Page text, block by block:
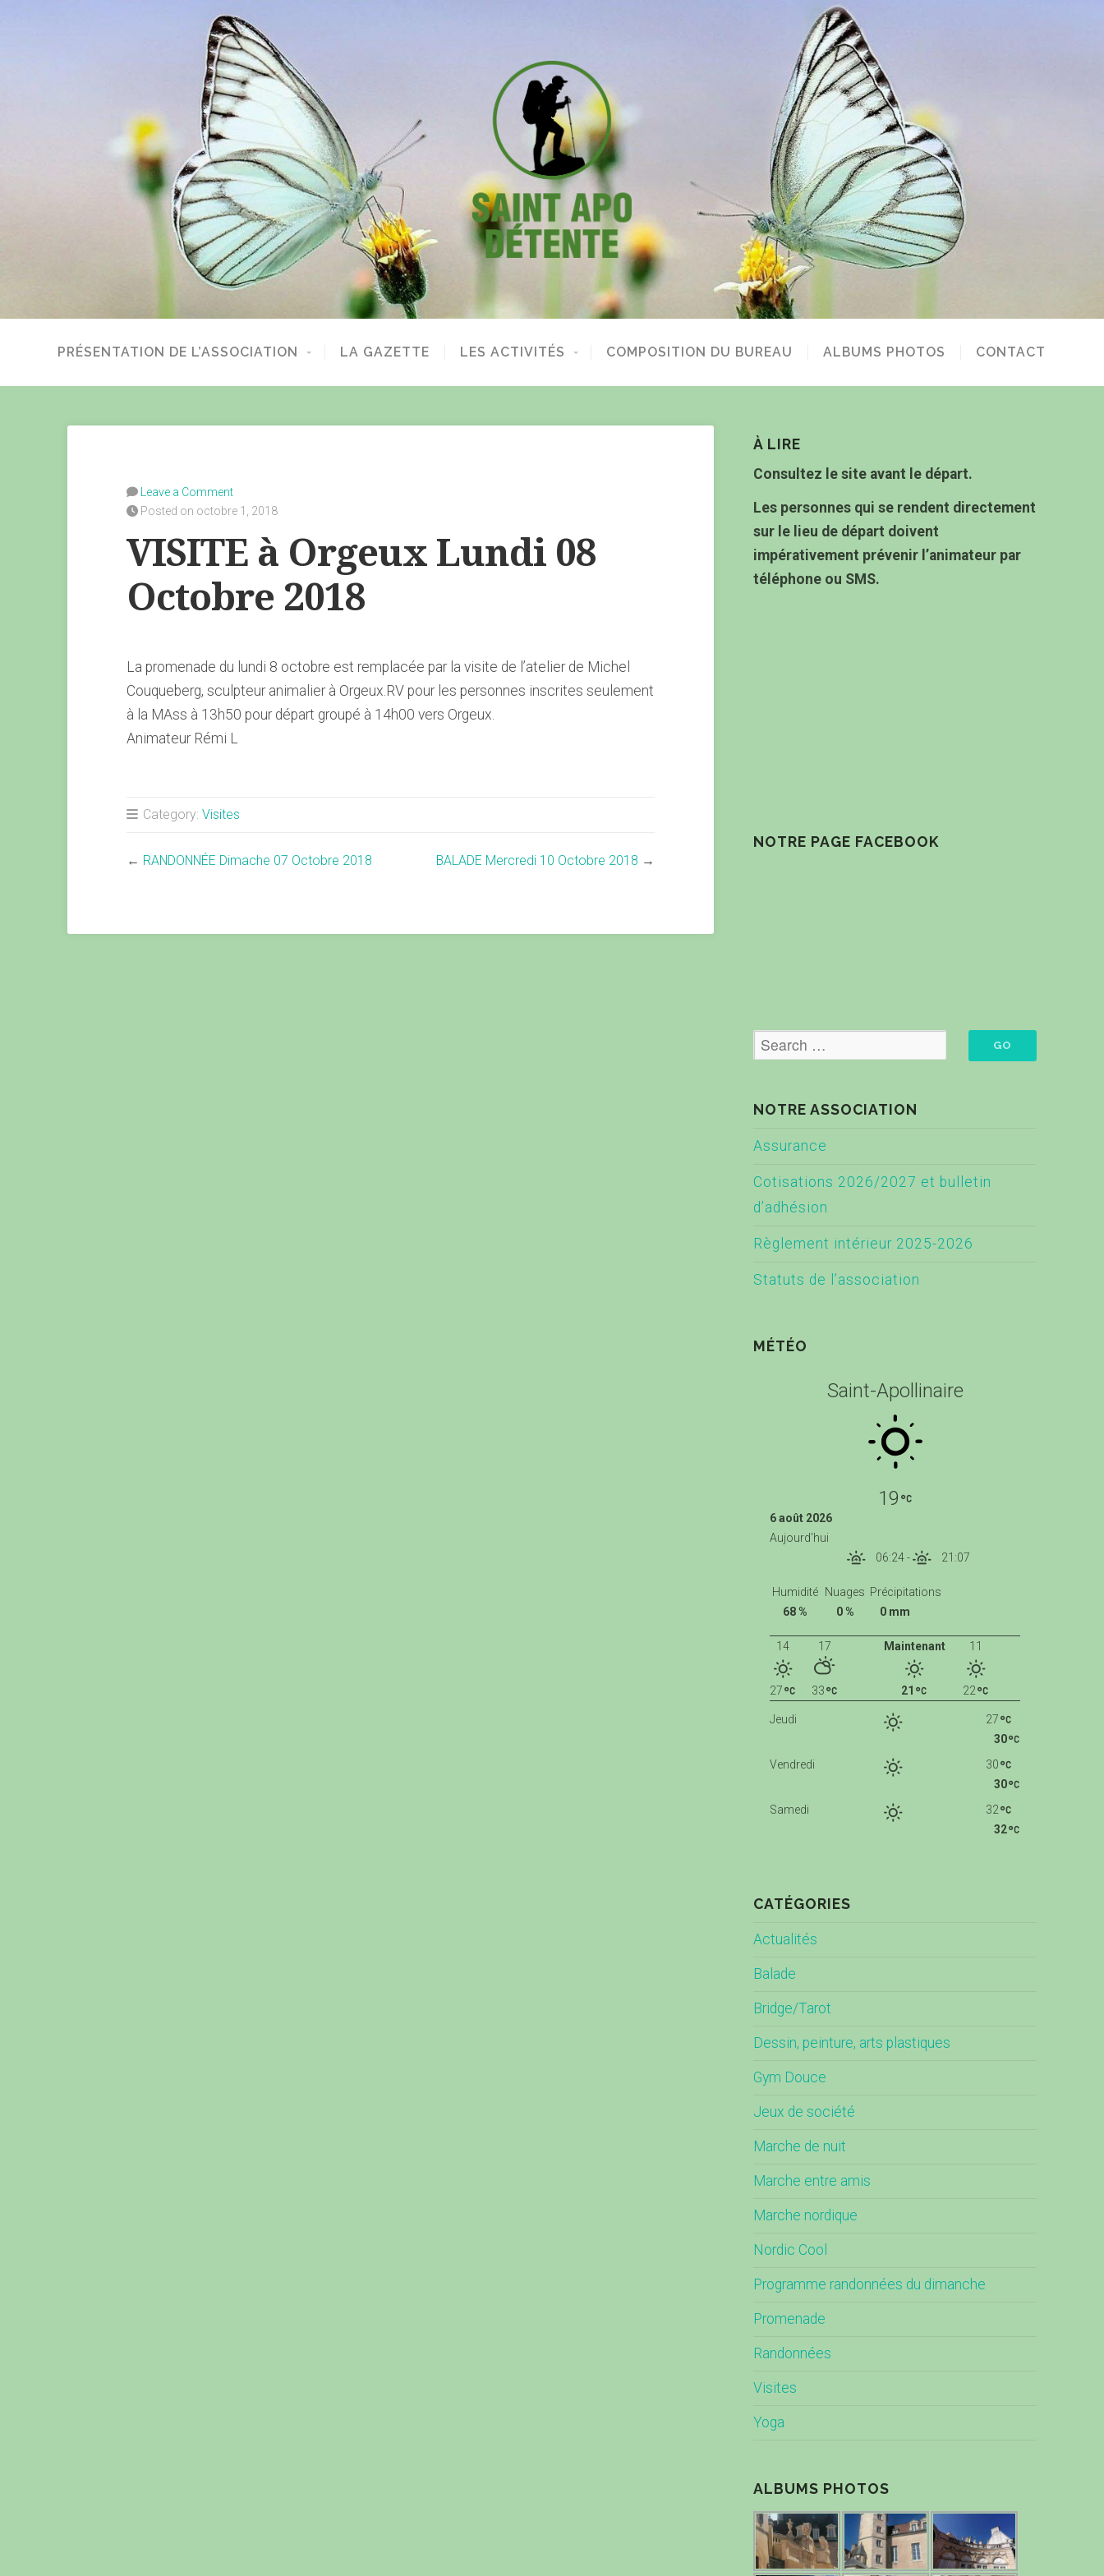
PRÉSENTATION DE L’ASSOCIATION LA GAZETTE LES ACTIVITÉS COMPOSITION DU BUREAU ALBUMS PHOTOS CONTACT
Leave a Comment
Posted on octobre 1, 2018
VISITE à Orgeux Lundi 08
Octobre 2018
La promenade du lundi 8 octobre est remplacée par la visite de l’atelier de Michel
Couqueberg, sculpteur animalier à Orgeux.RV pour les personnes inscrites seulement
à la MAss à 13h50 pour départ groupé à 14h00 vers Orgeux.
Animateur Rémi L
Category: Visites
← RANDONNÉE Dimache 07 Octobre 2018 BALADE Mercredi 10 Octobre 2018 →
À LIRE
Consultez le site avant le départ.
Les personnes qui se rendent directement
sur le lieu de départ doivent
impérativement prévenir l’animateur par
téléphone ou SMS.
NOTRE PAGE FACEBOOK
NOTRE ASSOCIATION
Assurance
Cotisations 2026/2027 et bulletin
d’adhésion
Règlement intérieur 2025-2026
Statuts de l’association
MÉTÉO
Saint-Apollinaire
19
6 août 2026
Aujourd'hui
06:24- 21:07
Humidité
68 %
Nuages
0 %
Précipitations
0 mm
Maintenant
21
11
22
14
27
17
33
Jeudi
27
30
Vendredi
30
30
Samedi
32
32
CATÉGORIES
Actualités
Balade
Bridge/Tarot
Dessin, peinture, arts plastiques
Gym Douce
Jeux de société
Marche de nuit
Marche entre amis
Marche nordique
Nordic Cool
Programme randonnées du dimanche
Promenade
Randonnées
Visites
Yoga
ALBUMS PHOTOS